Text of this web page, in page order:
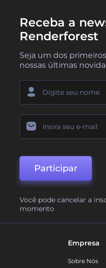
Receba a
Renderforest
Seja um dos
nossas últimas
Participar
Você pode cancelar a
momento
Empresa
Sobre Nós